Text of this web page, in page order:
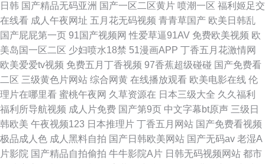
日韩 国产精品无码亚洲 国产一区二区黄片 喷潮一区 福利姬足交
在线看 成人午夜网址 五月花无码视频 青青草国产 欧美日韩乱
国产屁屁第一页 91国产视频网 性爱草逼91AV 免费欧美视频 欧
美岛国一区二区 少妇喷水18禁 51漫画APP 丁香五月花激情网
欧美爱爱tv视频 免费五月丁香视频 97香蕉超级碰碰 国产免费看
二区 三级黄色片网站 综合网黄 在线播放观看 欧美电影在线 伦
理片在哪里看 蜜桃午夜网 久草资源在 日本三级大全 久久福利
福利所导航视频 成人片免费 国产第9页 中文字幕bt原声 三级日
韩欧美 午夜视频123 日本推理片 丁香五月网站 国产免费看视频
极品成人色 成人黑料自拍 国产日韩欧美网站 国产无码av 老湿A
片影院 国产精品自拍偷拍 牛牛影院A片 日韩无码视频网站 都市